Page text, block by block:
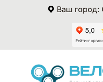
Ваш город: